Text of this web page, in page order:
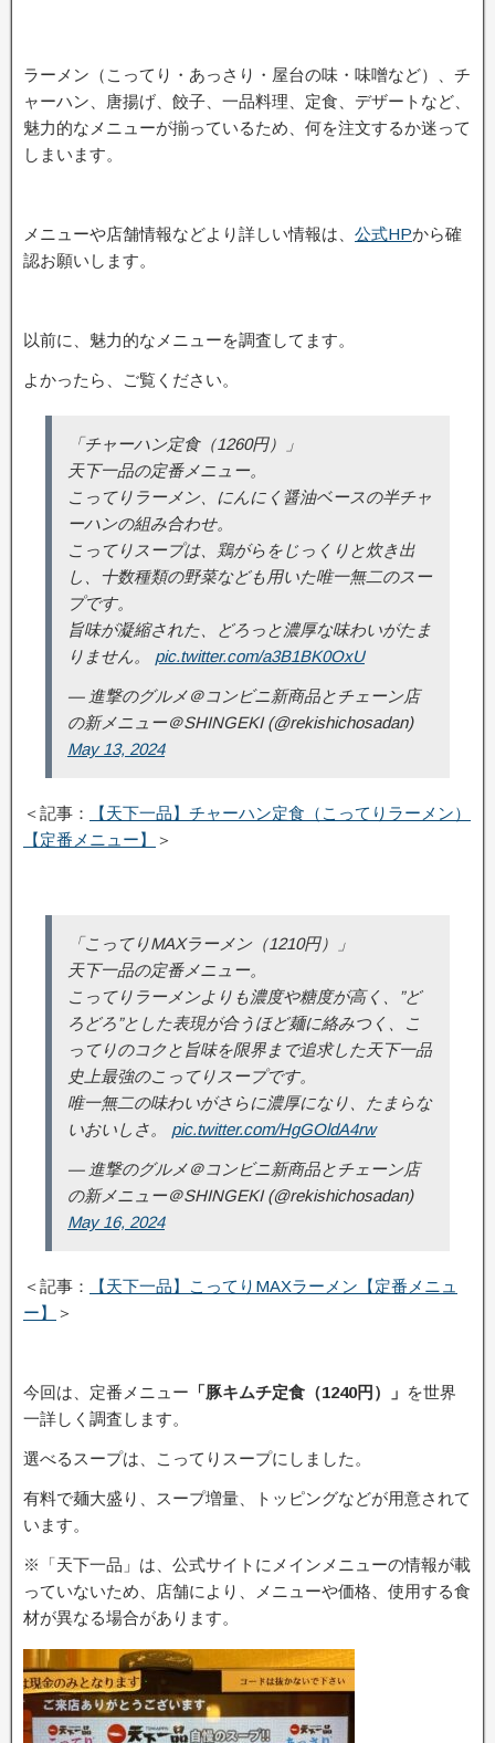
ラーメン（こってり・あっさり・屋台の味・味噌など）、チ
ャーハン、唐揚げ、餃子、一品料理、定食、デザートなど、
魅力的なメニューが揃っているため、何を注文するか迷って
しまいます。
メニューや店舗情報などより詳しい情報は、 公式HPから確
認お願いします。
以前に、魅力的なメニューを調査してます。
よかったら、ご覧ください。
「チャーハン定食（1260円）」
天下一品の定番メニュー。
こってりラーメン、にんにく醤油ベースの半チャ
ーハンの組み合わせ。
こってりスープは、鶏がらをじっくりと炊き出
し、十数種類の野菜なども用いた唯一無二のスー
プです。
旨味が凝縮された、どろっと濃厚な味わいがたま
りません。 pic.twitter.com/a3B1BK0OxU
— 進撃のグルメ＠コンビニ新商品とチェーン店
の新メニュー＠SHINGEKI (@rekishichosadan)
May 13, 2024
＜記事：
【天下一品】チャーハン定食（こってりラーメン）
【定番メニュー】
＞
「こってりMAXラーメン（1210円）」
天下一品の定番メニュー。
こってりラーメンよりも濃度や糖度が高く、”ど
ろどろ”とした表現が合うほど麺に絡みつく、こ
ってりのコクと旨味を限界まで追求した天下一品
史上最強のこってりスープです。
唯一無二の味わいがさらに濃厚になり、たまらな
いおいしさ。 pic.twitter.com/HgGOldA4rw
— 進撃のグルメ＠コンビニ新商品とチェーン店
の新メニュー＠SHINGEKI (@rekishichosadan)
May 16, 2024
＜記事：
【天下一品】こってりMAXラーメン【定番メニュ
ー】
＞
今回は、定番メニュー 「豚キムチ定食（1240円）」 を世界
一詳しく調査します。
選べるスープは、こってりスープにしました。
有料で麺大盛り、スープ増量、トッピングなどが用意されて
います。
※「天下一品」は、公式サイトにメインメニューの情報が載
っていないため、店舗により、メニューや価格、使用する食
材が異なる場合があります。